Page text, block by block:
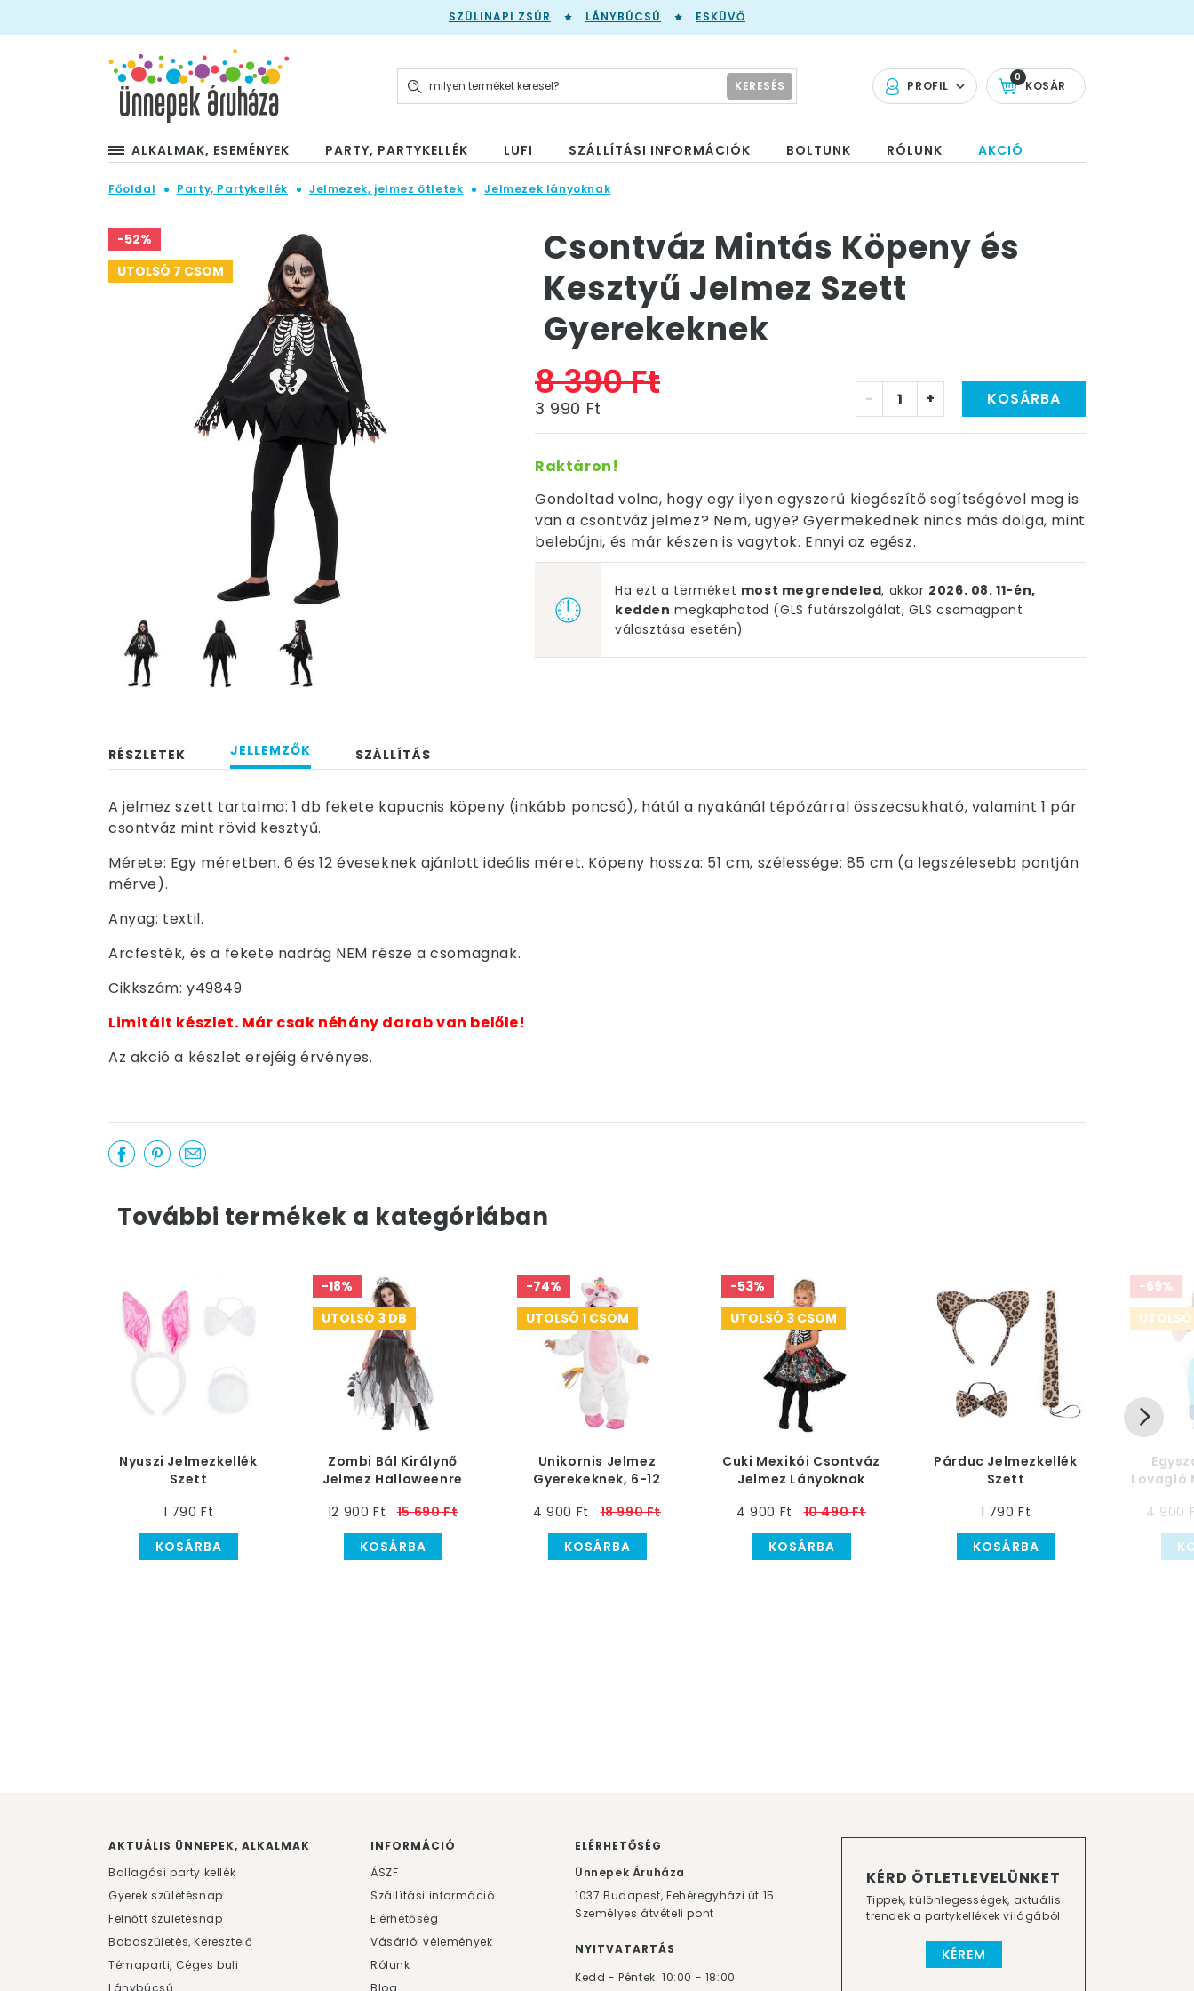
SZÜLINAPI ZSÚR LÁNYBÚCSÚ ESKÜVŐ
PROFIL KOSÁR
0
KERESÉS
ALKALMAK, ESEMÉNYEK PARTY, PARTYKELLÉK LUFI SZÁLLÍTÁSI INFORMÁCIÓK BOLTUNK RÓLUNK AKCIÓ
Főoldal Party, Partykellék Jelmezek, jelmez ötletek Jelmezek lányoknak
-52%
UTOLSÓ 7 CSOM
Csontváz Mintás Köpeny és
Kesztyű Jelmez Szett
Gyerekeknek
8 390 Ft
3 990 Ft - + KOSÁRBA
Raktáron!
Gondoltad volna, hogy egy ilyen egyszerű kiegészítő segítségével meg is
van a csontváz jelmez? Nem, ugye? Gyermekednek nincs más dolga, mint
belebújni, és már készen is vagytok. Ennyi az egész.
Ha ezt a terméket most megrendeled, akkor 2026. 08. 11-én,
kedden megkaphatod (GLS futárszolgálat, GLS csomagpont
választása esetén)
RÉSZLETEK JELLEMZŐK SZÁLLÍTÁS
A jelmez szett tartalma: 1 db fekete kapucnis köpeny (inkább poncsó), hátúl a nyakánál tépőzárral összecsukható, valamint 1 pár
csontváz mint rövid kesztyű.
Mérete: Egy méretben. 6 és 12 éveseknek ajánlott ideális méret. Köpeny hossza: 51 cm, szélessége: 85 cm (a legszélesebb pontján
mérve).
Anyag: textil.
Arcfesték, és a fekete nadrág NEM része a csomagnak.
Cikkszám: y49849
Limitált készlet. Már csak néhány darab van belőle!
Az akció a készlet erejéig érvényes.
További termékek a kategóriában
Nyuszi Jelmezkellék
Szett
1 790 Ft
KOSÁRBA
-18%
UTOLSÓ 3 DB
Zombi Bál Királynő
Jelmez Halloweenre
12 900 Ft
15 690 Ft
KOSÁRBA
-74%
UTOLSÓ 1 CSOM
Unikornis Jelmez
Gyerekeknek, 6-12
4 900 Ft
18 990 Ft
KOSÁRBA
-53%
UTOLSÓ 3 CSOM
Cuki Mexikói Csontváz
Jelmez Lányoknak
4 900 Ft
10 490 Ft
KOSÁRBA
Párduc Jelmezkellék
Szett
1 790 Ft
KOSÁRBA
-69%
Lovagló
4 900
KÉRD ÖTLETLEVELÜNKET
Tippek, különlegességek, aktuális
trendek a partykellékek világából
KÉREM
AKTUÁLIS ÜNNEPEK, ALKALMAK
Ballagási party kellék
Gyerek születésnap
Felnőtt születésnap
Babaszületés, Keresztelő
Témaparti, Céges buli
Lánybúcsú
INFORMÁCIÓ
ÁSZF
Szállítási információ
Elérhetőség
Vásárlói vélemények
Rólunk
Blog
ELÉRHETŐSÉG
Ünnepek Áruháza
1037 Budapest, Fehéregyházi út 15.
Személyes átvételi pont
NYITVATARTÁS
Kedd - Péntek: 10:00 - 18:00